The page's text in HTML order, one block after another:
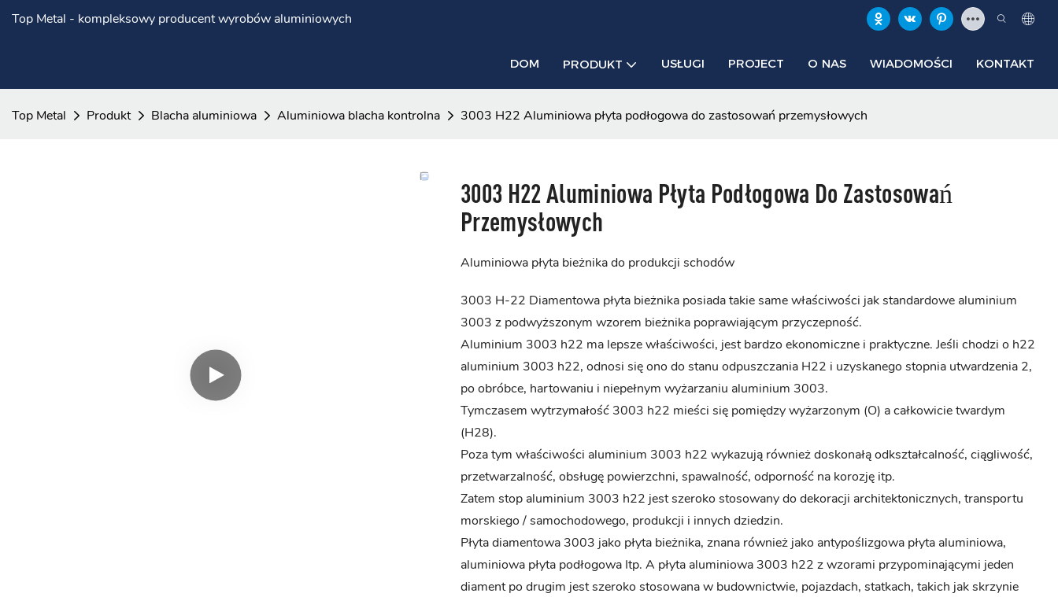
Top Metal - kompleksowy producent wyrobów aluminiowych
DOM PRODUKT USŁUGI PROJECT O NAS WIADOMOŚCI KONTAKT
Top Metal Produkt Blacha aluminiowa Aluminiowa blacha kontrolna 3003 H22 Aluminiowa płyta podłogowa do zastosowań przemysłowych
3003 H22 Aluminiowa Płyta Podłogowa Do Zastosowań
Przemysłowych
Aluminiowa płyta bieżnika do produkcji schodów
3003 H-22 Diamentowa płyta bieżnika posiada takie same właściwości jak standardowe aluminium
3003 z podwyższonym wzorem bieżnika poprawiającym przyczepność.
Aluminium 3003 h22 ma lepsze właściwości, jest bardzo ekonomiczne i praktyczne. Jeśli chodzi o h22
aluminium 3003 h22, odnosi się ono do stanu odpuszczania H22 i uzyskanego stopnia utwardzenia 2,
po obróbce, hartowaniu i niepełnym wyżarzaniu aluminium 3003.
Tymczasem wytrzymałość 3003 h22 mieści się pomiędzy wyżarzonym (O) a całkowicie twardym
(H28).
Poza tym właściwości aluminium 3003 h22 wykazują również doskonałą odkształcalność, ciągliwość,
przetwarzalność, obsługę powierzchni, spawalność, odporność na korozję itp.
Zatem stop aluminium 3003 h22 jest szeroko stosowany do dekoracji architektonicznych, transportu
morskiego / samochodowego, produkcji i innych dziedzin.
Płyta diamentowa 3003 jako płyta bieżnika, znana również jako antypoślizgowa płyta aluminiowa,
aluminiowa płyta podłogowa Itp. A płyta aluminiowa 3003 h22 z wzorami przypominającymi jeden
diament po drugim jest szeroko stosowana w budownictwie, pojazdach, statkach, takich jak skrzynie